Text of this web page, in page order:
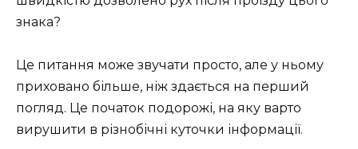
знака?
Це питання може звучати просто, але у ньому
приховано більше, ніж здається на перший
погляд. Це початок подорожі, на яку варто
вирушити в різнобічні куточки інформації.